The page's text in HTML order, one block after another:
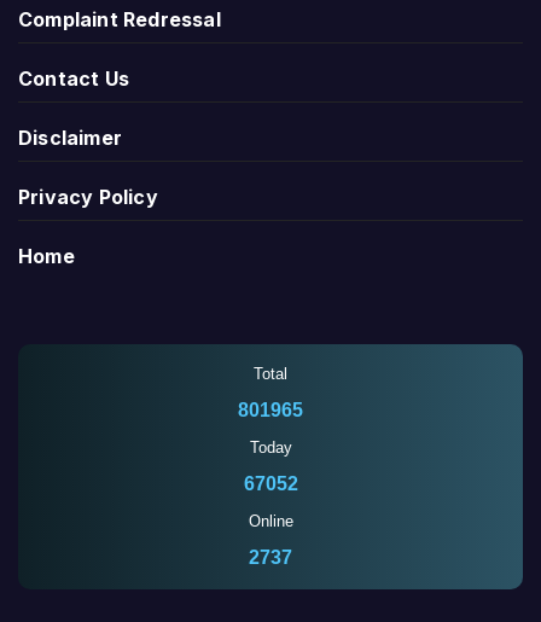
Complaint Redressal
Contact Us
Disclaimer
Privacy Policy
Home
Total
801965
Today
67052
Online
2739